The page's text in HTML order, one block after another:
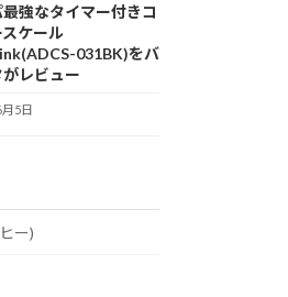
強なタイマー付きコ
ケール
031BK)をバ
がレビュー
5日
ー)